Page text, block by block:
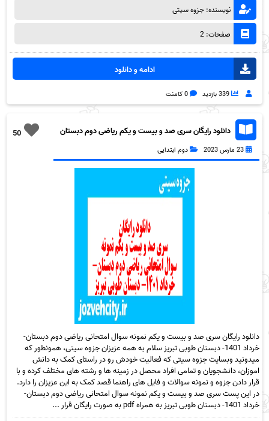
نویسنده: جزوه سیتی
صفحات: 2
ادامه و دانلود
339 بازدید 0 کامنت
50
دانلود رایگان سری صد و بیست و یکم ریاضی دوم دبستان
23 مارس 2023 دوم ابتدایی
دانلود رایگان سری صد و بیست و یکم نمونه سوال امتحانی ریاضی دوم دبستان-
خرداد 1401- دبستان طوبی تبریز سلام به همه عزیزان جزوه سیتی، همونطور که
میدونید وبسایت جزوه سیتی که فعالیت خودش رو در راستای کمک به دانش
اموزان، دانشجویان و تمامی افراد محصل در زمینه ها و رشته های مختلف کرده و با
قرار دادن جزوه و نمونه سوالات و فایل های راهنما قصد کمک به این عزیزان را دارد.
در این پست سری صد و بیست و یکم نمونه سوال امتحانی ریاضی دوم دبستان-
خرداد 1401- دبستان طوبی تبریز به همراه pdf به صورت رایگان قرار ...